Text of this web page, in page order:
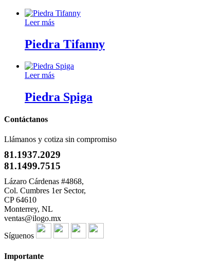
Leer más
Piedra Tifanny
Leer más
Piedra Spiga
Contáctanos
Llámanos y cotiza sin compromiso
81.1937.2029
81.1499.7515
Lázaro Cárdenas #4868,
Col. Cumbres 1er Sector,
CP 64610
Monterrey, NL
ventas@ilogo.mx
Síguenos
Importante